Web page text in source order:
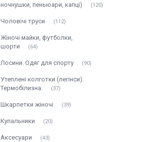
ночнушки, пеньюари, капці)
120
Чоловічі труси 112
Жіночі майки, футболки,
шорти
64
Лосини. Одяг для спорту 90
Утеплені колготки (легінси).
Термобілизна.
37
Шкарпетки жіночі 39
Купальники 20
Аксесуари 43